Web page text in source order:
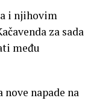
i njihovim
za sada
među
napade na